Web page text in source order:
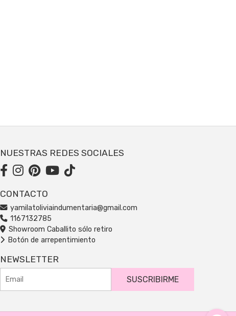
NUESTRAS REDES SOCIALES
CONTACTO
yamilatoliviaindumentaria@gmail.com
1167132785
Showroom Caballito sólo retiro
Botón de arrepentimiento
NEWSLETTER
SUSCRIBIRME